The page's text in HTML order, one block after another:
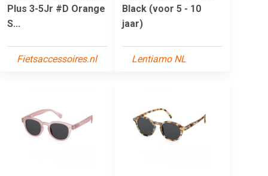
Plus 3-5Jr #D Orange
S...
Fietsaccessoires.nl
Black (voor 5 - 10
jaar)
Lentiamo NL